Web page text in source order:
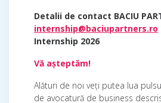
Detalii de contact BACIU
internship@baciupartners.ro
Internship 2026
Vă așteptăm!
Alături de noi veți putea lua
de avocatură de business